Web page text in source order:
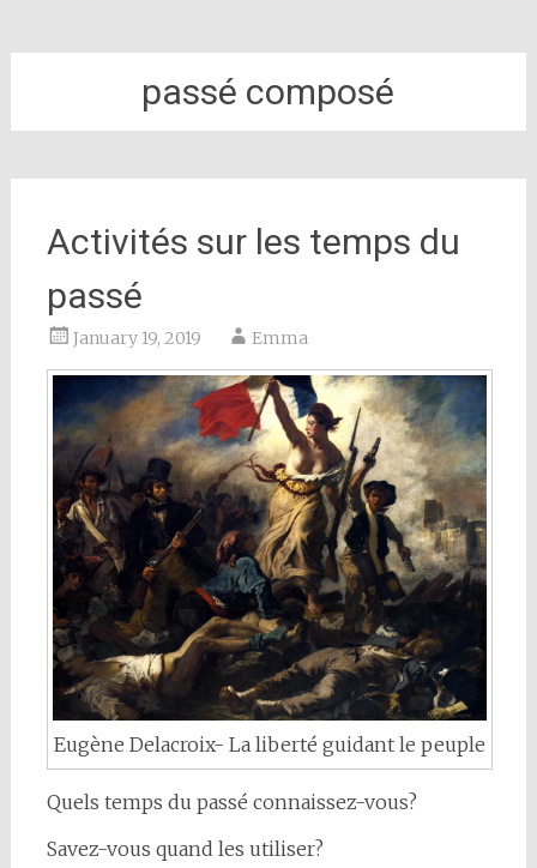
passé composé
Activités sur les temps du
passé
January 19, 2019 Emma
Eugène Delacroix- La liberté guidant le peuple
Quels temps du passé connaissez-vous?
Savez-vous quand les utiliser?